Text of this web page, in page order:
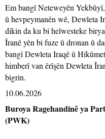
Em bangî Neteweyên
û hevpeymanên wê, Dewleta
dikin da ku bi helwesteke
Îranê yên bi fuze û dronan û
bangî Dewleta Iraqê û
himberî van êrîşên Dewleta
bigrin.
10.06.2026
Buroya Ragehandinê ya
(PWK)